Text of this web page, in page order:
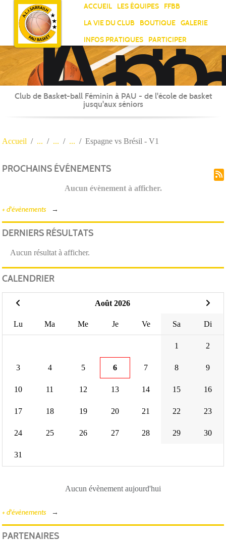
ACCUEIL LES ÉQUIPES
FFBB
LA VIE DU CLUB
BOUTIQUE
GALERIE
INFOS PRATIQUES
PARTICIPER
Club de Basket-ball Féminin à PAU - de l'école de basket
jusqu'aux séniors
Accueil Espagne vs Brésil - V1
PROCHAINS ÉVÉNEMENTS
Aucun évènement à afficher.
+ d'évènements
DERNIERS RÉSULTATS
Aucun résultat à afficher.
CALENDRIER
Août 2026
Lu Ma Me Je Ve Sa Di
1 2
3 4 5 6 7 8 9
10 11 12 13 14 15 16
17 18 19 20 21 22 23
24 25 26 27 28 29 30
31
Aucun évènement aujourd'hui
+ d'évènements
PARTENAIRES
Panneau de gestion des cookies